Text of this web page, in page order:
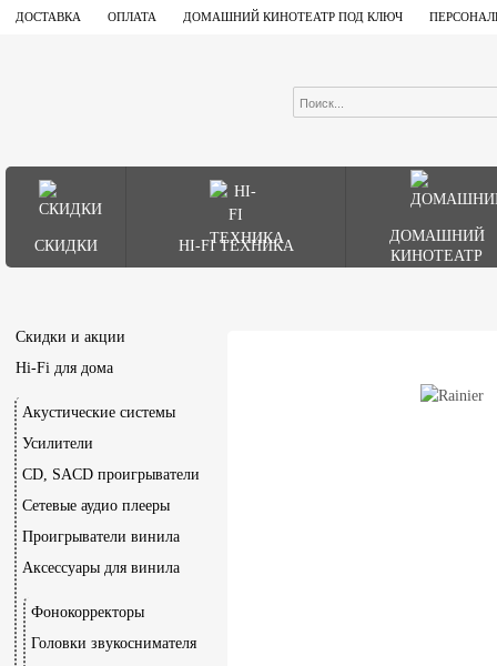
ДОСТАВКА ОПЛАТА ДОМАШНИЙ КИНОТЕАТР ПОД КЛЮЧ
СКИДКИ HI-FI ТЕХНИКА
ДОМАШНИЙ
КИНОТЕАТР
Скидки и акции
Hi-Fi для дома
Акустические системы
Усилители
CD, SACD проигрыватели
Сетевые аудио плееры
Проигрыватели винила
Аксессуары для винила
Фонокорректоры
Головки звукоснимателя